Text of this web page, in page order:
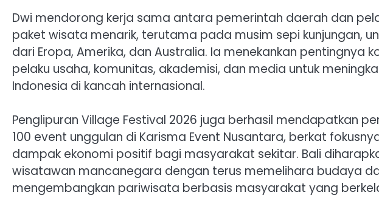
Dwi mendorong kerja sama antara pemerintah daerah dan
paket wisata menarik, terutama pada musim sepi kunjungan,
dari Eropa, Amerika, dan Australia. Ia menekankan pentingnya
pelaku usaha, komunitas, akademisi, dan media untuk
Indonesia di kancah internasional.
Penglipuran Village Festival 2026 juga berhasil mendapatkan
100 event unggulan di Karisma Event Nusantara, berkat
dampak ekonomi positif bagi masyarakat sekitar. Bali
wisatawan mancanegara dengan terus memelihara budaya
mengembangkan pariwisata berbasis masyarakat yang